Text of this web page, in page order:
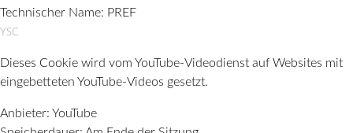
Technischer Name: PREF
YSC
Dieses Cookie wird vom YouTube-Videodienst auf Websites mit
eingebetteten YouTube-Videos gesetzt.
Anbieter: YouTube